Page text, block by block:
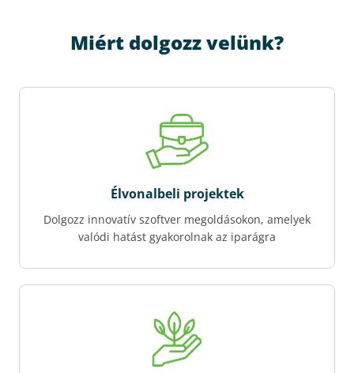
Miért dolgozz velünk?
Élvonalbeli projektek
Dolgozz innovatív szoftver megoldásokon, amelyek
valódi hatást gyakorolnak az iparágra